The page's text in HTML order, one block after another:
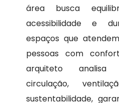
área busca
acessibilidade e
espaços que
pessoas com
arquiteto analisa
circulação,
sustentabilidade,